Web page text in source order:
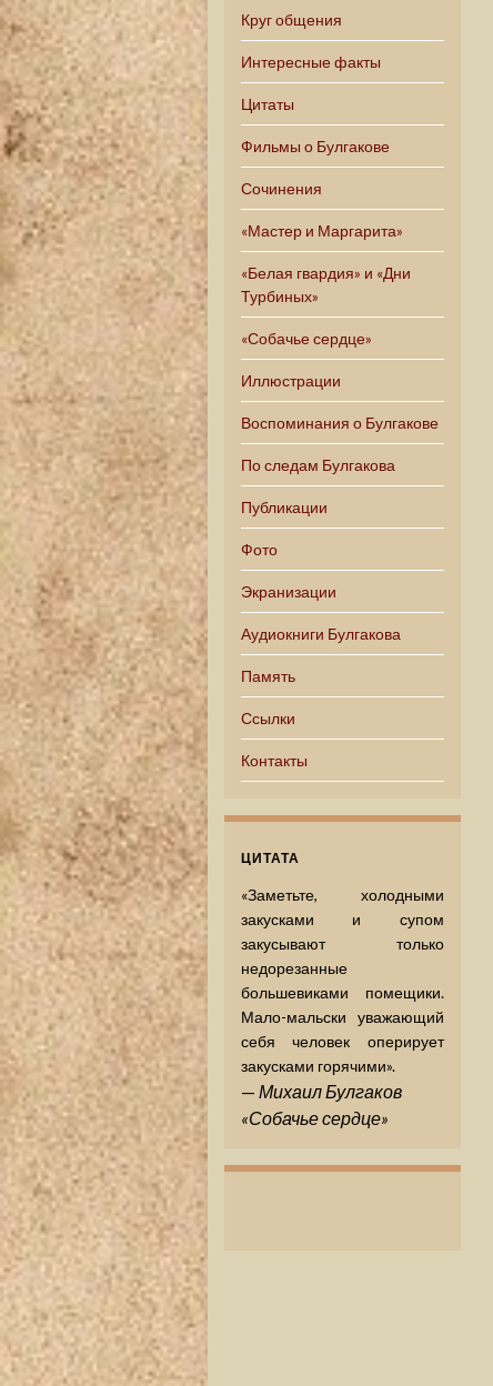
Круг общения
Интересные факты
Цитаты
Фильмы о Булгакове
Сочинения
«Мастер и Маргарита»
«Белая гвардия» и «Дни
Турбиных»
«Собачье сердце»
Иллюстрации
Воспоминания о Булгакове
По следам Булгакова
Публикации
Фото
Экранизации
Аудиокниги Булгакова
Память
Ссылки
Контакты
ЦИТАТА
«Заметьте, холодными
закусками и супом
закусывают только
недорезанные
большевиками помещики.
Мало-мальски уважающий
себя человек оперирует
закусками горячими».
— Михаил Булгаков
«Собачье сердце»